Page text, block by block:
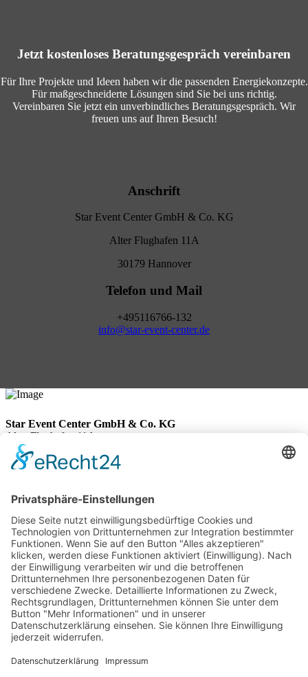
Jetzt kostenloses Beratungsgespräch vereinbaren
Für Ihre Projekte und Ideen haben wir die passenden Energiekonzepte.
Für maßgeschneiderte Lösungen sind Sie bei uns richtig.
Vereinbaren Sie jetzt ein unverbindliches Beratungsgespräch. Wir
freuen uns auf Ihren Besuch!
Anschrift
Star Event Center GmbH & Co. KG
Alter Flughafen 11A
30179 Hannover
Telefon und Mail
+495116766-132
info@star-event-center.de
Star Event Center GmbH & Co. KG
Alter Flughafen 11A
30179 Hannover
Telefon: +495116766-132
Telefax: +495116766-133
Impressum
">Datenschutz
Star-Event-Center © 2026
">Start
">Location
Ausstattung
Grundriss
Bestuhlungsvariante
Entertainment